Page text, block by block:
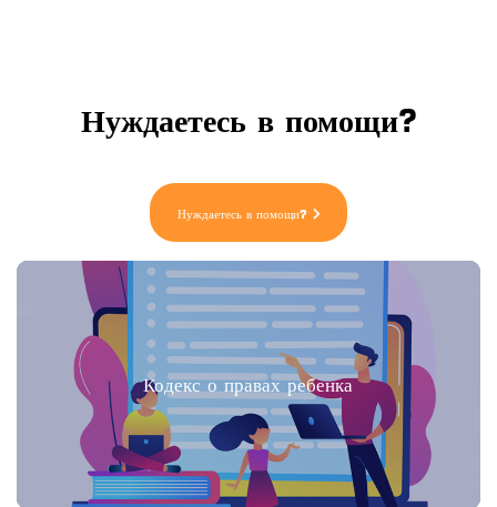
Нуждаетесь в помощи?
Нуждаетесь в помощи?
Кодекс о правах ребенка